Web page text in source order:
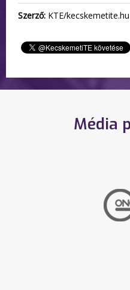
Szerző: KTE/kecskemetite.hu
Média